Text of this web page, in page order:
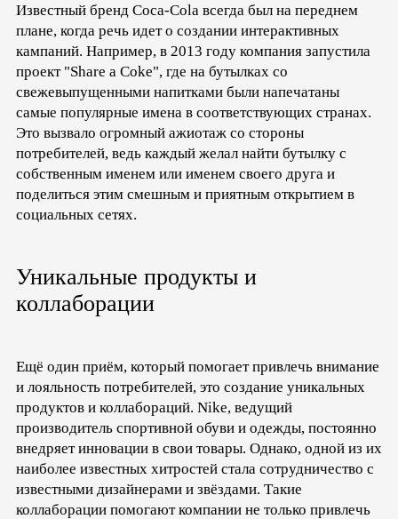
Известный бренд Coca-Cola всегда был на переднем
плане, когда речь идет о создании интерактивных
кампаний. Например, в 2013 году компания запустила
проект "Share a Coke", где на бутылках со
свежевыпущенными напитками были напечатаны
самые популярные имена в соответствующих странах.
Это вызвало огромный ажиотаж со стороны
потребителей, ведь каждый желал найти бутылку c
собственным именем или именем своего друга и
поделиться этим смешным и приятным открытием в
социальных сетях.
Уникальные продукты и
коллаборации
Ещё один приём, который помогает привлечь внимание
и лояльность потребителей, это создание уникальных
продуктов и коллабораций. Nike, ведущий
производитель спортивной обуви и одежды, постоянно
внедряет инновации в свои товары. Однако, одной из их
наиболее известных хитростей стала сотрудничество с
известными дизайнерами и звёздами. Такие
коллаборации помогают компании не только привлечь